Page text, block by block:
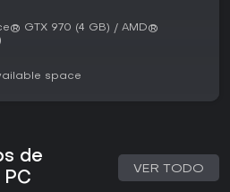
actual incluye mejoras en
Steam Overwhelmingly
Las opiniones recientes
un 89% de aprobación en 259
Si te gustan los juegos de
GTX 970 (4 GB) / AMD®
space
de
VER TODO